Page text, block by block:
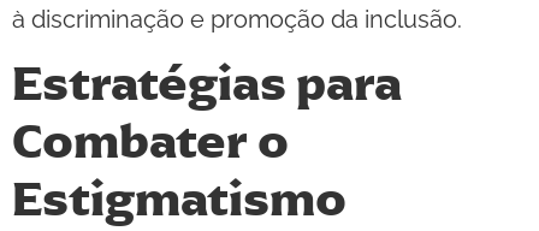
à discriminação e promoção da inclusão.
Estratégias para
Combater o
Estigmatismo